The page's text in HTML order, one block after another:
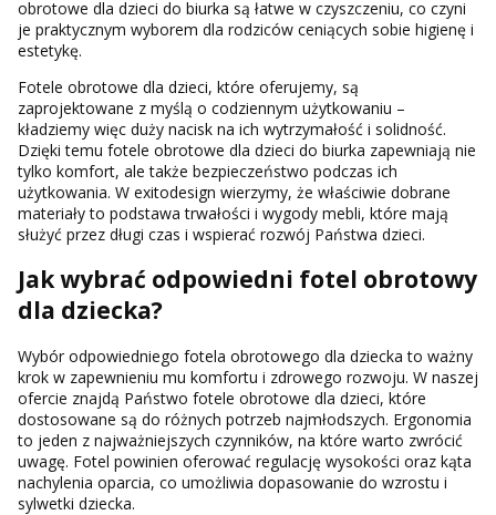
obrotowe dla dzieci do biurka są łatwe w czyszczeniu, co czyni
je praktycznym wyborem dla rodziców ceniących sobie higienę i
estetykę.
Fotele obrotowe dla dzieci, które oferujemy, są
zaprojektowane z myślą o codziennym użytkowaniu –
kładziemy więc duży nacisk na ich wytrzymałość i solidność.
Dzięki temu fotele obrotowe dla dzieci do biurka zapewniają nie
tylko komfort, ale także bezpieczeństwo podczas ich
użytkowania. W exitodesign wierzymy, że właściwie dobrane
materiały to podstawa trwałości i wygody mebli, które mają
służyć przez długi czas i wspierać rozwój Państwa dzieci.
Jak wybrać odpowiedni fotel obrotowy
dla dziecka?
Wybór odpowiedniego fotela obrotowego dla dziecka to ważny
krok w zapewnieniu mu komfortu i zdrowego rozwoju. W naszej
ofercie znajdą Państwo fotele obrotowe dla dzieci, które
dostosowane są do różnych potrzeb najmłodszych. Ergonomia
to jeden z najważniejszych czynników, na które warto zwrócić
uwagę. Fotel powinien oferować regulację wysokości oraz kąta
nachylenia oparcia, co umożliwia dopasowanie do wzrostu i
sylwetki dziecka.